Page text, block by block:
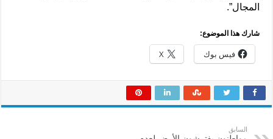
المجال”.
شارك هذا الموضوع:
فيس بوك X
السابق